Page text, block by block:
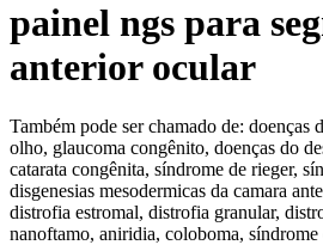
painel ngs para
anterior ocular
Também pode ser chamado de: doenças
olho, glaucoma congênito, doenças do
catarata congênita, síndrome de rieger,
disgenesias mesodermicas da camara
distrofia estromal, distrofia granular,
nanoftamo, aniridia, coloboma, síndrome